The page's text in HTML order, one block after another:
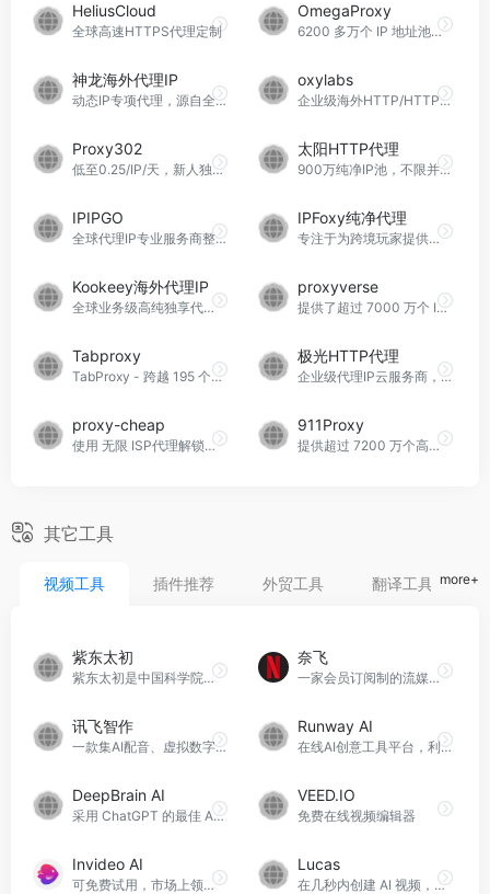
HeliusCloud
全球高速HTTPS代理定制
OmegaProxy
6200 多万个 IP 地址池的动态代理，为您的网络数据爬取提供动力
神龙海外代理IP
动态IP专项代理，源自全球9000万+代理资源，助力企业抢占市场先机
oxylabs
企业级海外HTTP/HTTPS/SOCKS5代理服务商
Proxy302
低至0.25/IP/天，新人独享$5测试套餐，全球240＋国家和地区，650万个住宅IP可供选择。
太阳HTTP代理
900万纯净IP池，不限并发，99.9%成功率，限时免费领5000IP
IPIPGO
全球代理IP专业服务商整合全球240多个国家和地区的住宅IP资源
IPFoxy纯净代理
专注于为跨境玩家提供全球独享纯净IP代理
Kookeey海外代理IP
全球业务级高纯独享代理IP
proxyverse
提供了超过 7000 万个 IP 的池，帮助您自由爬行，速度惊人。
Tabproxy
TabProxy - 跨越 195 个国家/地区的住宅代理服务平台，通过来自 2 亿多个全球 IP 池的轮换住宅 IP 绕过地理限制，为您的网络抓取提供支持。
极光HTTP代理
企业级代理IP云服务商，48小时线下技术支持，仅0.014/IP- 无效IP不计费
proxy-cheap
使用 无限 ISP代理解锁网络
911Proxy
提供超过 7200 万个高度匿名的住宅代理 IP，突破全球 IP 限制，覆盖 195 个国家 / 地区，确保用户灵活选择所需位置
其它工具
视频工具 插件推荐 外贸工具 翻译工具 more+
紫东太初
紫东太初是中国科学院自动化研究所研发的一个跨模态通用人工智能平台。
奈飞
一家会员订阅制的流媒体播放平台
讯飞智作
一款集AI配音、虚拟数字人视频生成、PPT生成视频、数字人定制等多功能的AI音视频生产平台。
Runway AI
在线AI创意工具平台，利用人工智能和机器学习的技术，让用户可以轻松地生成和编辑各种内容，如视频、图片、音频等
DeepBrain AI
采用 ChatGPT 的最佳 AI 视频生成平台
VEED.IO
免费在线视频编辑器
Invideo AI
可免费试用，市场上领先的人工智能内容创建工具之一
Lucas
在几秒内创建 AI 视频，文本转视频